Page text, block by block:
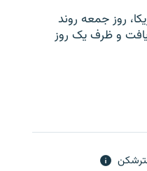
روز جمعه روند
یافت و ظرف یک روز